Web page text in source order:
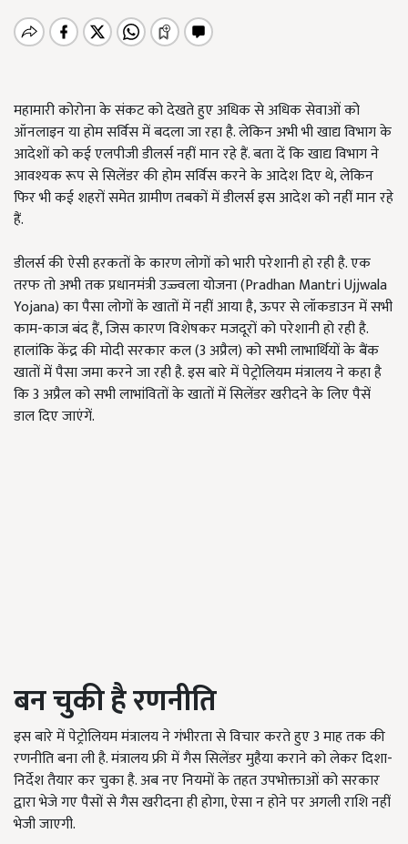
महामारी कोरोना के संकट को देखते हुए अधिक से अधिक सेवाओं को
ऑनलाइन या होम सर्विस में बदला जा रहा है. लेकिन अभी भी खाद्य विभाग के
आदेशों को कई एलपीजी डीलर्स नहीं मान रहे हैं. बता दें कि खाद्य विभाग ने
आवश्यक रूप से सिलेंडर की होम सर्विस करने के आदेश दिए थे, लेकिन
फिर भी कई शहरों समेत ग्रामीण तबकों में डीलर्स इस आदेश को नहीं मान रहे
हैं.
डीलर्स की ऐसी हरकतों के कारण लोगों को भारी परेशानी हो रही है. एक
तरफ तो अभी तक प्रधानमंत्री उज्ज्वला योजना (Pradhan Mantri Ujjwala
Yojana) का पैसा लोगों के खातों में नहीं आया है, ऊपर से लॉकडाउन में सभी
काम-काज बंद हैं, जिस कारण विशेषकर मजदूरों को परेशानी हो रही है.
हालांकि केंद्र की मोदी सरकार कल (3 अप्रैल) को सभी लाभार्थियों के बैंक
खातों में पैसा जमा करने जा रही है. इस बारे में पेट्रोलियम मंत्रालय ने कहा है
कि 3 अप्रैल को सभी लाभांवितों के खातों में सिलेंडर खरीदने के लिए पैसें
डाल दिए जाएंगें.
बन चुकी है रणनीति
इस बारे में पेट्रोलियम मंत्रालय ने गंभीरता से विचार करते हुए 3 माह तक की
रणनीति बना ली है. मंत्रालय फ्री में गैस सिलेंडर मुहैया कराने को लेकर दिशा-
निर्देश तैयार कर चुका है. अब नए नियमों के तहत उपभोक्ताओं को सरकार
द्वारा भेजे गए पैसों से गैस खरीदना ही होगा, ऐसा न होने पर अगली राशि नहीं
भेजी जाएगी.